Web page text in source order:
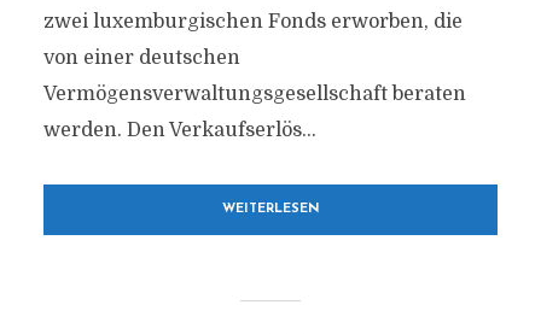
zwei luxemburgischen Fonds erworben, die
von einer deutschen
Vermögensverwaltungsgesellschaft beraten
werden. Den Verkaufserlös...
WEITERLESEN